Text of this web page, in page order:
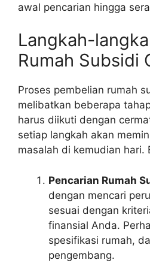
awal pencarian hingga
Langkah-
Rumah Subsidi
Proses pembelian rumah
melibatkan beberapa
harus diikuti dengan
setiap langkah akan
masalah di kemudian hari.
Pencarian Rumah
dengan mencari
sesuai dengan
finansial Anda.
spesifikasi rumah,
pengembang.